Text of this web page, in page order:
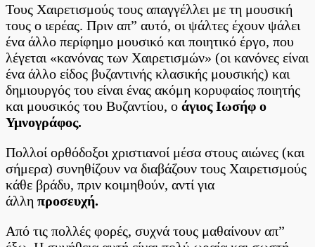
Τους Χαιρετισμούς τους απαγγέλλει με τη μουσική
τους ο ιερέας. Πριν απ” αυτό, οι ψάλτες έχουν ψάλει
ένα άλλο περίφημο μουσικό και ποιητικό έργο, που
λέγεται «κανόνας των Χαιρετισμών» (οι κανόνες είναι
ένα άλλο είδος βυζαντινής κλασικής μουσικής) και
δημιουργός του είναι ένας ακόμη κορυφαίος ποιητής
και μουσικός του Βυζαντίου, ο άγιος Ιωσήφ ο
Υμνογράφος.
Πολλοί ορθόδοξοι χριστιανοί μέσα στους αιώνες (και
σήμερα) συνηθίζουν να διαβάζουν τους Χαιρετισμούς
κάθε βράδυ, πριν κοιμηθούν, αντί για
άλλη προσευχή.
Από τις πολλές φορές, συχνά τους μαθαίνουν απ”